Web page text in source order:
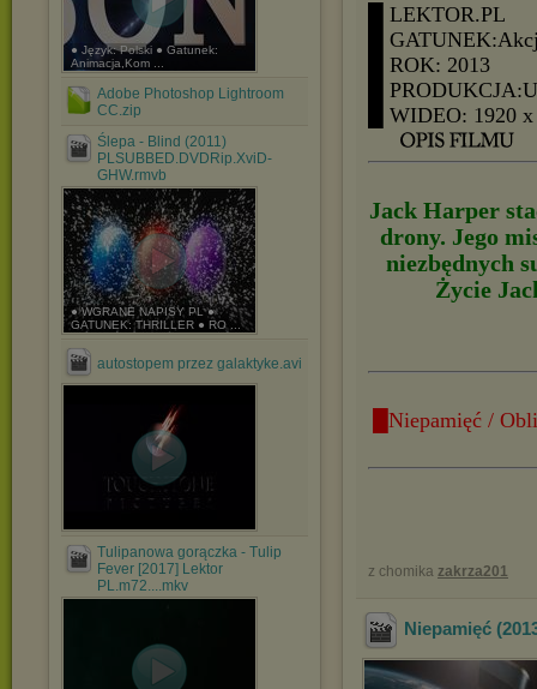
● Język: Polski ● Gatunek:
Animacja,Kom ...
Adobe Photoshop Lightroom
CC.zip
Ślepa - Blind (2011)
PLSUBBED.DVDRip.XviD-
GHW.rmvb
● WGRANE NAPISY PL ●
GATUNEK: THRILLER ● RO ...
autostopem przez galaktyke.avi
Tulipanowa gorączka - Tulip
Fever [2017] Lektor
PL.m72....mkv
█ LEKTOR.PL
█
█ ROK: 2013
█
█ WIDEO: 1920
Jack Harper
drony. Jego
niezbędnych
Życie
█Niepamięć /
z chomika zakrza201
Niepamięć